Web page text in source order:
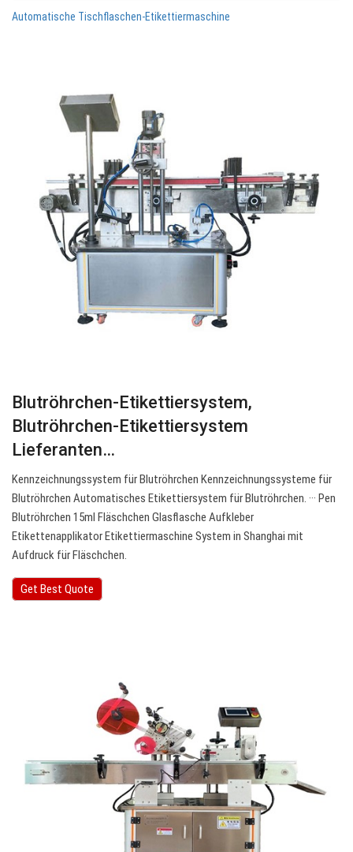
Automatische Tischflaschen-Etikettiermaschine
Blutröhrchen-Etikettiersystem,
Blutröhrchen-Etikettiersystem
Lieferanten…
Kennzeichnungssystem für Blutröhrchen Kennzeichnungssysteme für
Blutröhrchen Automatisches Etikettiersystem für Blutröhrchen. ··· Pen
Blutröhrchen 15ml Fläschchen Glasflasche Aufkleber
Etikettenapplikator Etikettiermaschine System in Shanghai mit
Aufdruck für Fläschchen.
Get Best Quote